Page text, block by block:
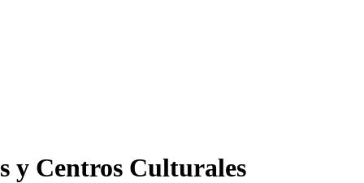
y Centros Culturales